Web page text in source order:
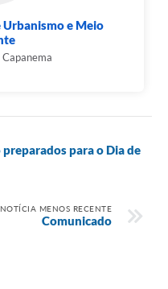
e Meio
para o Dia de
NOTÍCIA MENOS RECENTE
Comunicado